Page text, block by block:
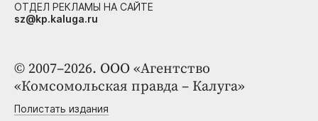
© 2007–2026. ООО «Агентство
«Комсомольская правда – Калуга»
Полистать издания
ОТДЕЛ РЕКЛАМЫ НА САЙТЕ
sz@kp.kaluga.ru